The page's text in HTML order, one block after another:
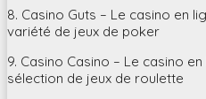
8. Casino Guts – Le casino en
variété de jeux de poker
9. Casino Casino – Le casino
sélection de jeux de roulette